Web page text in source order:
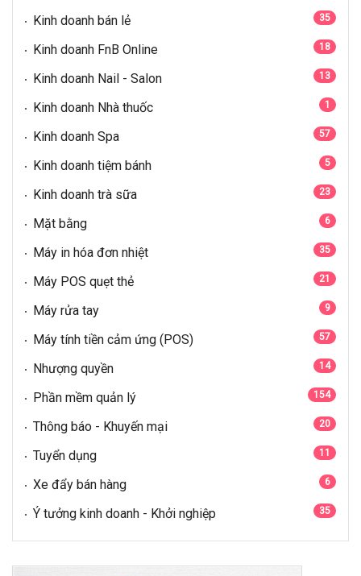
Kinh doanh bán lẻ 35
Kinh doanh FnB Online 18
Kinh doanh Nail - Salon 13
Kinh doanh Nhà thuốc 1
Kinh doanh Spa 57
Kinh doanh tiệm bánh 5
Kinh doanh trà sữa 23
Mặt bằng 6
Máy in hóa đơn nhiệt 35
Máy POS quẹt thẻ 21
Máy rửa tay 9
Máy tính tiền cảm ứng (POS) 57
Nhượng quyền 14
Phần mềm quản lý 154
Thông báo - Khuyến mại 20
Tuyển dụng 11
Xe đẩy bán hàng 6
Ý tưởng kinh doanh - Khởi nghiệp 35